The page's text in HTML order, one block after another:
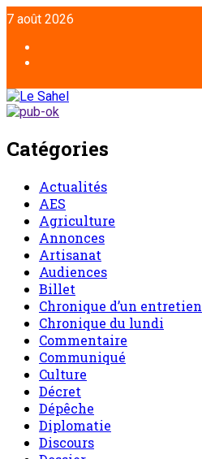
7 août 2026
Catégories
Actualités
AES
Agriculture
Annonces
Artisanat
Audiences
Billet
Chronique d’un entretien
Chronique du lundi
Commentaire
Communiqué
Culture
Décret
Dépêche
Diplomatie
Discours